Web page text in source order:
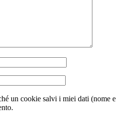
un cookie salvi i miei dati (nome e